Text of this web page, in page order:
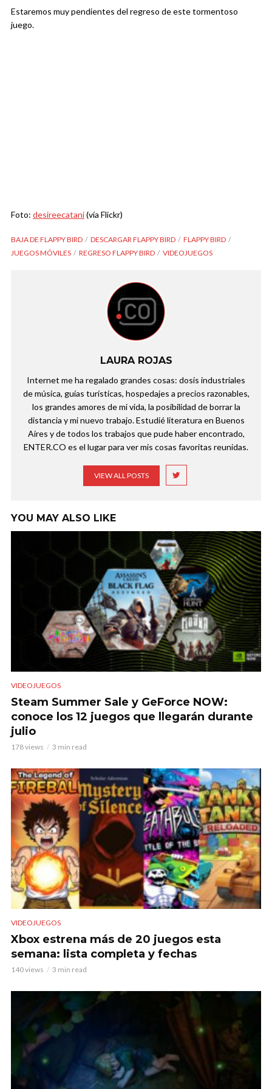
Estaremos muy pendientes del regreso de este tormentoso
juego.
Foto: desireecatani(vía Flickr)
BAJA DE FLAPPY BIRD DESCARGAR FLAPPY BIRD
FLAPPY BIRD
JUEGOS MÓVILES
REGRESO FLAPPY BIRD VIDEOJUEGOS
LAURA ROJAS
Internet me ha regalado grandes cosas: dosis industriales
de música, guías turísticas, hospedajes a precios razonables,
los grandes amores de mi vida, la posibilidad de borrar la
distancia y mi nuevo trabajo. Estudié literatura en Buenos
Aires y de todos los trabajos que pude haber encontrado,
ENTER.CO es el lugar para ver mis cosas favoritas reunidas.
VIEW ALL POSTS
YOU MAY ALSO LIKE
VIDEOJUEGOS
Steam Summer Sale y GeForce NOW:
conoce los 12 juegos que llegarán durante
julio
178 views 3 min read
VIDEOJUEGOS
Xbox estrena más de 20 juegos esta
semana: lista completa y fechas
140 views 3 min read